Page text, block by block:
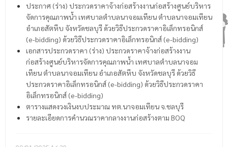
ประกาศ (ร่าง) ประกวดราคาจ้างก่อสร้างงานก่อสร้างศูนย์บริหาร
จัดการคุณภาพน้ำ เทศบาลตำบลนาจอมเทียน ตำบลนาจอมเทียน
อำเภอสัตหีบ จังหวัดชลบุรี ด้วยวิธีประกวดราคาอิเล็กทรอนิกส์
(e-bidding) ด้วยวิธีประกวดราคาอิเล็กทรอนิกส์ (e-bidding)
เอกสารประกวดราคา (ร่าง) ประกวดราคาจ้างก่อสร้างงาน
ก่อสร้างศูนย์บริหารจัดการคุณภาพน้ำ เทศบาลตำบลนาจอม
เทียน ตำบลนาจอมเทียน อำเภอสัตหีบ จังหวัดชลบุรี ด้วยวิธี
ประกวดราคาอิเล็กทรอนิกส์ (e-bidding) ด้วยวิธีประกวดราคา
อิเล็กทรอนิกส์ (e-bidding)
ตารางแสดงวงเงินงบประมาณ ทต.นาจอมเทียน จ.ชลบุรี
รายละเอียดการคำนวณราคากลางงานก่อสร้างตาม BOQ